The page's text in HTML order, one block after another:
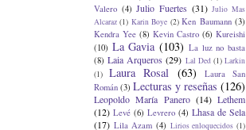
Valero (4) Julio Fuertes (31) Julio Mas
Alcaraz (1) Karin Boye (2) Ken Baumann (3)
Kendra Yee (8) Kevin Castro (6) Kureishi
(10) La Gavia (103) La luz no basta
(8) Laia Arqueros (29) Lal Ded (1) Larkin
(1)
Laura Rosal (63)
Laura San
Román (3) Lecturas y reseñas (126)
Leopoldo María Panero (14) Lethem
(12) Levé (6) Levrero (4) Lhasa de Sela
(17) Lila Azam (4) Lirios enloquecidos (1)